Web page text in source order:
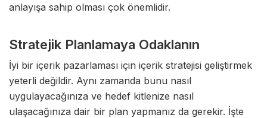
anlayışa sahip olması çok önemlidir.
Stratejik Planlamaya Odaklanın
İyi bir içerik pazarlaması için içerik stratejisi geliştirmek
yeterli değildir. Aynı zamanda bunu nasıl
uygulayacağınıza ve hedef kitlenize nasıl
ulaşacağınıza dair bir plan yapmanız da gerekir. İşte